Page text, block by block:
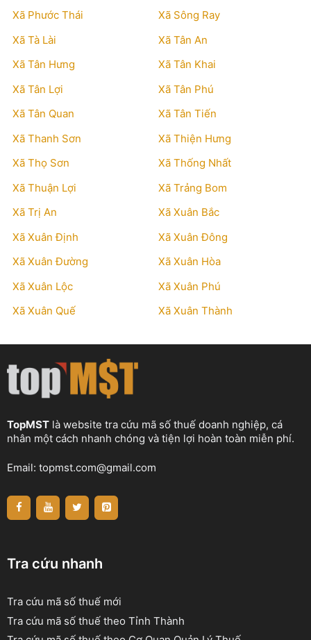
Xã Phước Thái
Xã Sông Ray
Xã Tà Lài
Xã Tân An
Xã Tân Hưng
Xã Tân Khai
Xã Tân Lợi
Xã Tân Phú
Xã Tân Quan
Xã Tân Tiến
Xã Thanh Sơn
Xã Thiện Hưng
Xã Thọ Sơn
Xã Thống Nhất
Xã Thuận Lợi
Xã Trảng Bom
Xã Trị An
Xã Xuân Bắc
Xã Xuân Định
Xã Xuân Đông
Xã Xuân Đường
Xã Xuân Hòa
Xã Xuân Lộc
Xã Xuân Phú
Xã Xuân Quế
Xã Xuân Thành
TopMST là website tra cứu mã số thuế doanh nghiệp, cá
nhân một cách nhanh chóng và tiện lợi hoàn toàn miễn phí.
Email: topmst.com@gmail.com
Tra cứu nhanh
Tra cứu mã số thuế mới
Tra cứu mã số thuế theo Tỉnh Thành